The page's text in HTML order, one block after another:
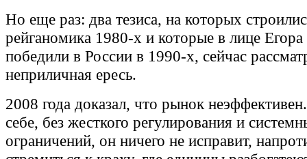
Но еще раз: два тезиса, на которых
рейганомика 1980-х и которые в лице Егора
победили в России в 1990-х, сейчас
неприличная ересь.
2008 года доказал, что рынок
себе, без жесткого регулирования и
ограничений, он ничего не исправит,